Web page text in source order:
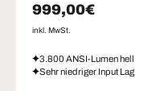
Normaler Preis
999,00€
inkl. MwSt.
3.800 ANSI-Lumen hell
Sehr niedriger Input Lag